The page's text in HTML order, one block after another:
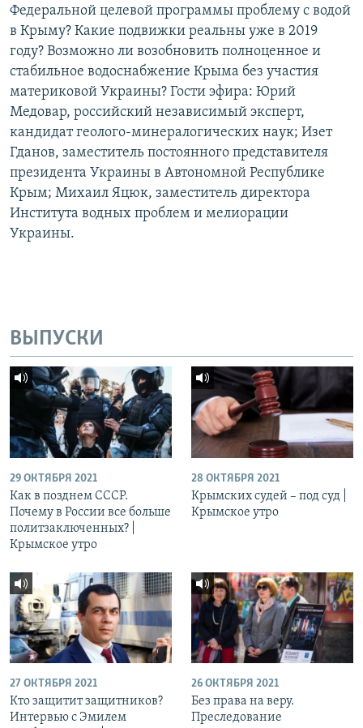
Федеральной целевой программы проблему с водой
в Крыму? Какие подвижки реальны уже в 2019
году? Возможно ли возобновить полноценное и
стабильное водоснабжение Крыма без участия
материковой Украины? Гости эфира: Юрий
Медовар, российский независимый эксперт,
кандидат геолого-минералогических наук; Изет
Гданов, заместитель постоянного представителя
президента Украины в Автономной Республике
Крым; Михаил Яцюк, заместитель директора
Института водных проблем и мелиорации
Украины.
ВЫПУСКИ
29 ОКТЯБРЯ 2021
Как в позднем СССР.
Почему в России все больше
политзаключенных? |
Крымское утро
28 ОКТЯБРЯ 2021
Крымских судей – под суд |
Крымское утро
27 ОКТЯБРЯ 2021
Кто защитит защитников?
Интервью с Эмилем
26 ОКТЯБРЯ 2021
Без права на веру.
Преследование